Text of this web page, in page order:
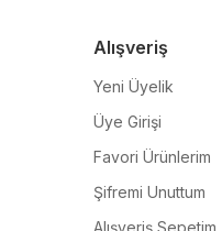
Alışveriş
Yeni Üyelik
Üye Girişi
Favori Ürünlerim
Şifremi Unuttum